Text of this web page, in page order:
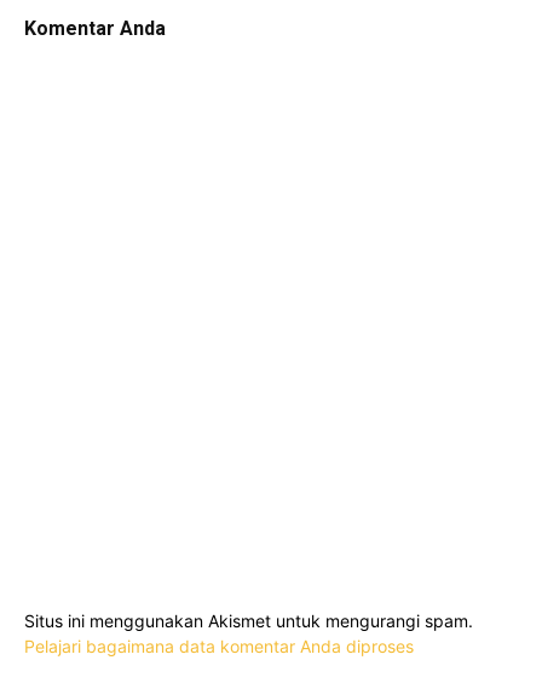
Komentar Anda
Situs ini menggunakan Akismet untuk mengurangi spam.
Pelajari bagaimana data komentar Anda diproses